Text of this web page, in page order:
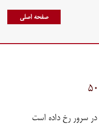
صفحه اصلی
سرور رخ داده است